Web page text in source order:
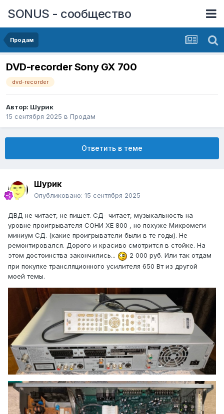
SONUS - сообщество
Продам
DVD-recorder Sony GX 700
dvd-recorder
Автор: Шурик
15 сентября 2025 в Продам
Ответить в теме
Шурик
Опубликовано: 15 сентября 2025
ДВД не читает, не пишет. СД- читает, музыкальность на
уровне проигрывателя СОНИ ХЕ 800 , но похуже Микромеги
миниум СД. (какие проигрыватели были в те годы). Не
ремонтировался. Дорого и красиво смотрится в стойке. На
этом достоинства закончились...
2 000 руб. Или так отдам
при покупке трансляционного усилителя 650 Вт из другой
моей темы.